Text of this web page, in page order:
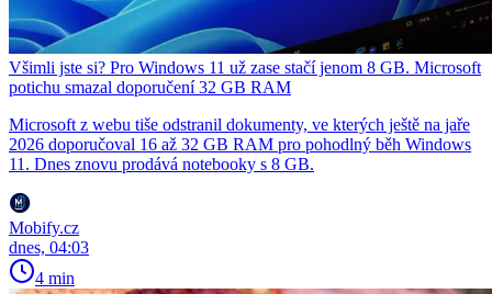
Všimli jste si? Pro Windows 11 už zase stačí jenom 8 GB. Microsoft
potichu smazal doporučení 32 GB RAM
Microsoft z webu tiše odstranil dokumenty, ve kterých ještě na jaře
2026 doporučoval 16 až 32 GB RAM pro pohodlný běh Windows
11. Dnes znovu prodává notebooky s 8 GB.
Mobify.cz
dnes, 04:03
4 min